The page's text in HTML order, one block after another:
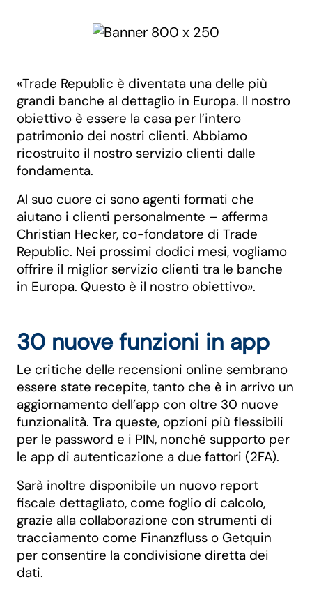
«Trade Republic è diventata una delle più
grandi banche al dettaglio in Europa. Il nostro
obiettivo è essere la casa per l’intero
patrimonio dei nostri clienti. Abbiamo
ricostruito il nostro servizio clienti dalle
fondamenta.
Al suo cuore ci sono agenti formati che
aiutano i clienti personalmente – afferma
Christian Hecker, co-fondatore di Trade
Republic. Nei prossimi dodici mesi, vogliamo
offrire il miglior servizio clienti tra le banche
in Europa. Questo è il nostro obiettivo».
30 nuove funzioni in app
Le critiche delle recensioni online sembrano
essere state recepite, tanto che è in arrivo un
aggiornamento dell’app con oltre 30 nuove
funzionalità. Tra queste, opzioni più flessibili
per le password e i PIN, nonché supporto per
le app di autenticazione a due fattori (2FA).
Sarà inoltre disponibile un nuovo report
fiscale dettagliato, come foglio di calcolo,
grazie alla collaborazione con strumenti di
tracciamento come Finanzfluss o Getquin
per consentire la condivisione diretta dei
dati.